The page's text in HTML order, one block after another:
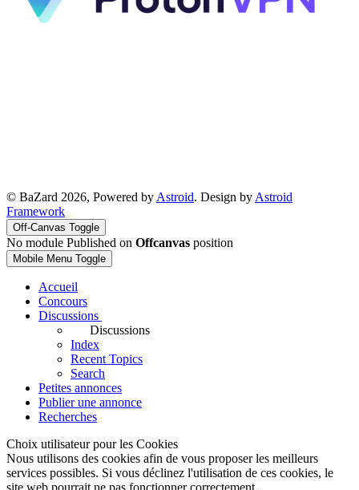
© BaZard 2026, Powered by Astroid. Design by Astroid
Framework
Off-Canvas Toggle
No module Published on Offcanvas position
Mobile Menu Toggle
Accueil
Concours
Discussions
Discussions
Index
Recent Topics
Search
Petites annonces
Publier une annonce
Recherches
Choix utilisateur pour les Cookies
Nous utilisons des cookies afin de vous proposer les meilleurs
services possibles. Si vous déclinez l'utilisation de ces cookies, le
site web pourrait ne pas fonctionner correctement.